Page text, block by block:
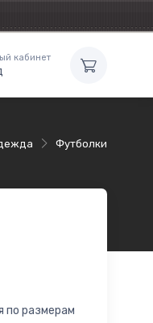
кабинет
Футболки
по размерам